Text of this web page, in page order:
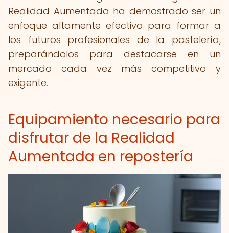
Realidad Aumentada ha demostrado ser un
enfoque altamente efectivo para formar a
los futuros profesionales de la pastelería,
preparándolos para destacarse en un
mercado cada vez más competitivo y
exigente.
Equipamiento necesario para
disfrutar de la Realidad
Aumentada en repostería